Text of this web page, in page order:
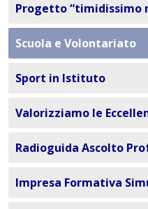
Progetto “timidissimo
Scuola e Volontariato
Sport in Istituto
Valorizziamo le
Radioguida Ascolto
Impresa Formativa